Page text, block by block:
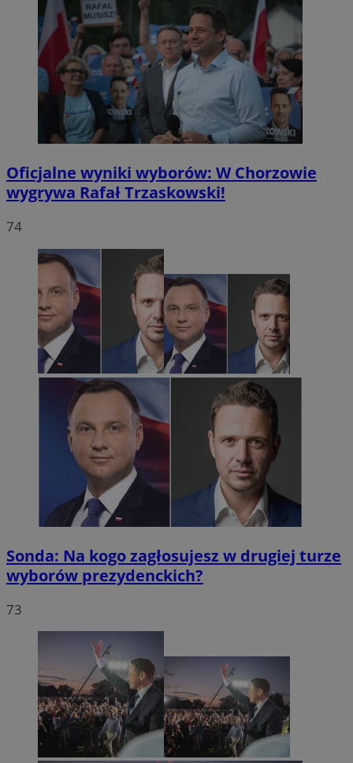
Oficjalne wyniki wyborów: W Chorzowie
wygrywa Rafał Trzaskowski!
74
Sonda: Na kogo zagłosujesz w drugiej turze
wyborów prezydenckich?
73